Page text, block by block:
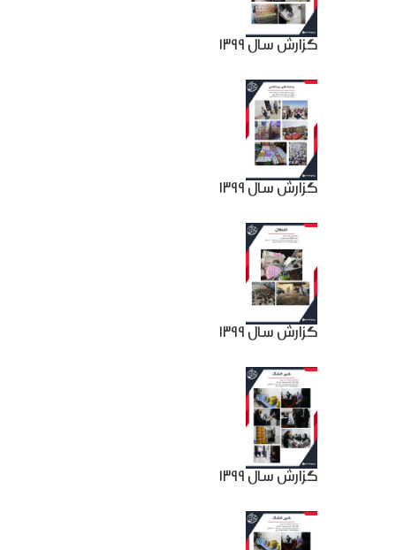
گزارش سال 1399
گزارش سال 1399
گزارش سال 1399
گزارش سال 1399